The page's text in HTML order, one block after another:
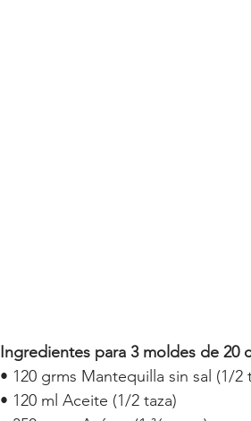
Ingredientes para 3 moldes de 20
• 120 grms Mantequilla sin sal (1/2
• 120 ml Aceite (1/2 taza)